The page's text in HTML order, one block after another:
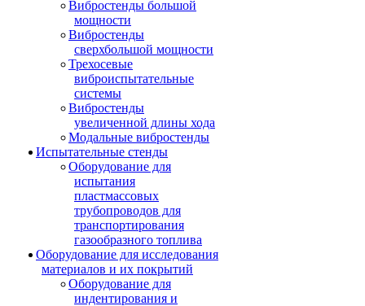
Вибростенды большой
мощности
Вибростенды
сверхбольшой мощности
Трехосевые
виброиспытательные
системы
Вибростенды
увеличенной длины хода
Модальные вибростенды
Испытательные стенды
Оборудование для
испытания
пластмассовых
трубопроводов для
транспортирования
газообразного топлива
Оборудование для исследования
материалов и их покрытий
Оборудование для
индентирования и